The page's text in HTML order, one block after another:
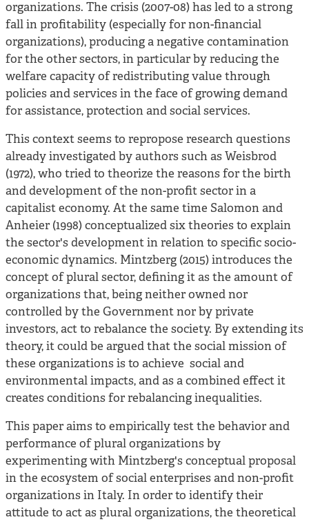
organizations. The crisis (2007-08) has led to a strong
fall in profitability (especially for non-financial
organizations), producing a negative contamination
for the other sectors, in particular by reducing the
welfare capacity of redistributing value through
policies and services in the face of growing demand
for assistance, protection and social services.
This context seems to repropose research questions
already investigated by authors such as Weisbrod
(1972), who tried to theorize the reasons for the birth
and development of the non-profit sector in a
capitalist economy. At the same time Salomon and
Anheier (1998) conceptualized six theories to explain
the sector's development in relation to specific socio-
economic dynamics. Mintzberg (2015) introduces the
concept ofplural sector, defining it as the amount of
organizations that, being neither owned nor
controlled by the Government nor by private
investors, act to rebalance the society. By extending its
theory, it could be argued that the social mission of
these organizations is to achieve social and
environmental impacts, and as a combined effect it
creates conditions for rebalancing inequalities.
This paper aims to empirically test the behavior and
performance of plural organizations by
experimenting with Mintzberg's conceptual proposal
in the ecosystem of social enterprises and non-profit
organizations in Italy. In order to identify their
attitude to act as plural organizations, the theoretical